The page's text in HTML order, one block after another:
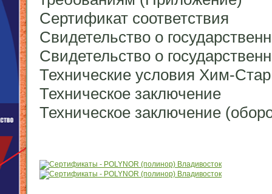
Сертификат соответствия
Свидетельство о
Свидетельство о
Технические условия Хим-Стар
Техническое заключение
Техническое заключение